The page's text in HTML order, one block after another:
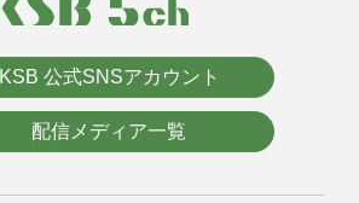
KSB 公式SNSアカウント
配信メディア一覧